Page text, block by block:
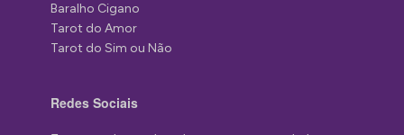
Baralho Cigano
Tarot do Amor
Tarot do Sim ou Não
Redes Sociais